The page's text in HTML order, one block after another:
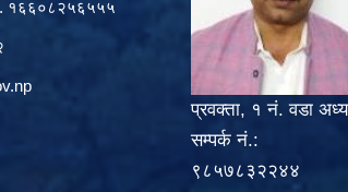
१६६०८२५६५५५
प्रवक्ता, १ नं. वडा
सम्पर्क नं.:
९८५७८३२२४४